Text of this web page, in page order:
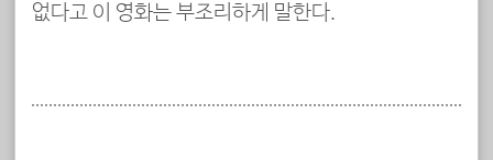
없다고 이 영화는 부조리하게 말한다.